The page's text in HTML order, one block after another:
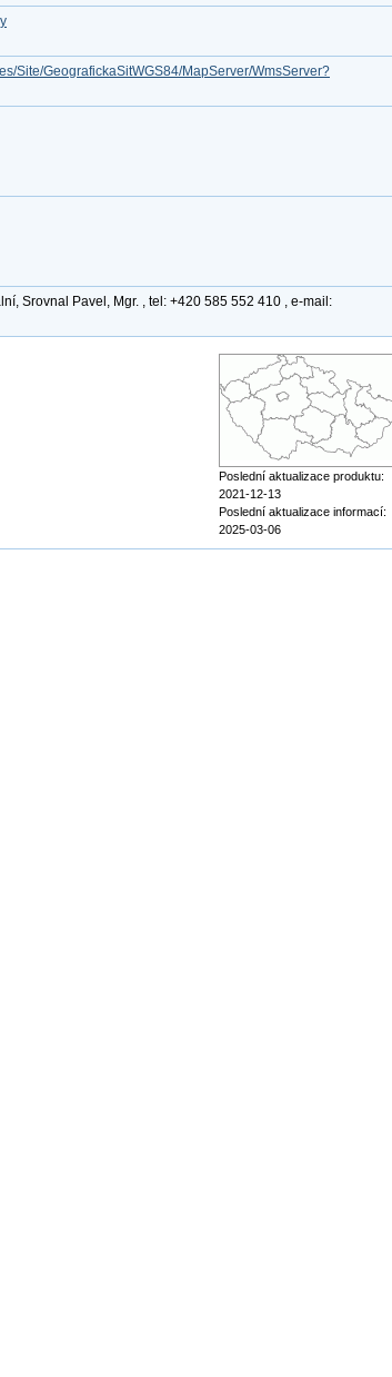
Site/GeografickaSitWGS84/MapServer/WmsServer?
Srovnal Pavel, Mgr. , tel: +420 585 552 410 , e-mail:
Poslední aktualizace produktu:
2021-12-13
Poslední aktualizace informací:
2025-03-06